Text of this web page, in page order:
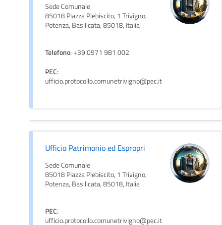
Sede Comunale
85018 Piazza Plebiscito, 1 Trivigno,
Potenza, Basilicata, 85018, Italia
Telefono: +39 0971 981 002
PEC:
ufficio.protocollo.comunetrivigno@pec.it
Ufficio Patrimonio ed Espropri
Sede Comunale
85018 Piazza Plebiscito, 1 Trivigno,
Potenza, Basilicata, 85018, Italia
PEC:
ufficio.protocollo.comunetrivigno@pec.it